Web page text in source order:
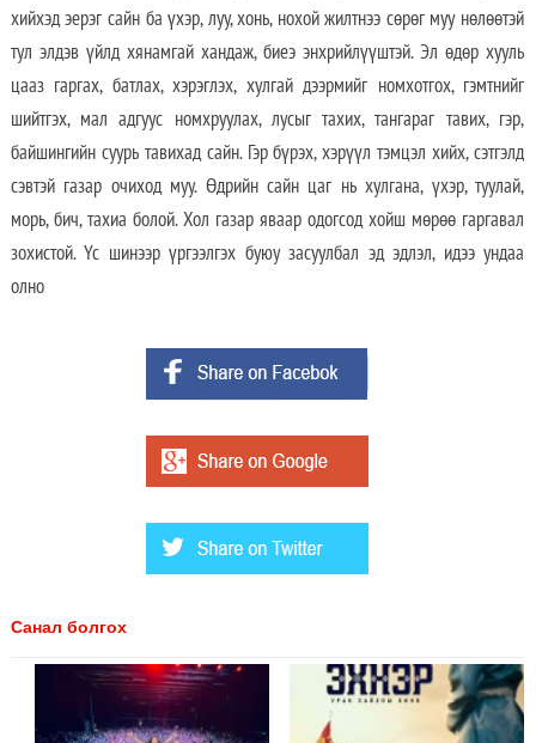
хийхэд эерэг сайн ба үхэр, луу, хонь, нохой жилтнээ сөрөг муу нөлөөтэй
тул элдэв үйлд хянамгай хандаж, биеэ энхрийлүүштэй. Эл өдөр хууль
цааз гаргах, батлах, хэрэглэх, хулгай дээрмийг номхотгох, гэмтнийг
шийтгэх, мал адгуус номхруулах, лусыг тахих, тангараг тавих, гэр,
байшингийн суурь тавихад сайн. Гэр бүрэх, хэрүүл тэмцэл хийх, сэтгэлд
сэвтэй газар очиход муу. Өдрийн сайн цаг нь хулгана, үхэр, туулай,
морь, бич, тахиа болой. Хол газар яваар одогсод хойш мөрөө гаргавал
зохистой. Үс шинээр үргээлгэх буюу засуулбал эд эдлэл, идээ ундаа
олно
Санал болгох